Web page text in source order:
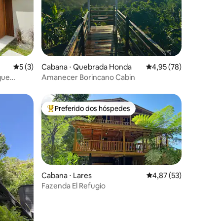
5 de uma avaliação média de 5, 3 avaliações
5 (3)
Cabana ⋅ Quebrada Honda 4,95 de uma
4,95 (78)
Amanecer Borincano Cabin
Entre os melhores preferidos dos hóspedes
Preferido dos hóspedes
Cabana ⋅ Lares 4,87 de uma
4,87 (53)
Fazenda El Refugio